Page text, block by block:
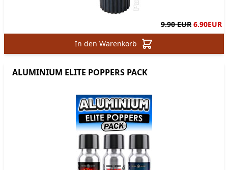
9.90 EUR 6.90EUR
In den Warenkorb
ALUMINIUM ELITE POPPERS PACK